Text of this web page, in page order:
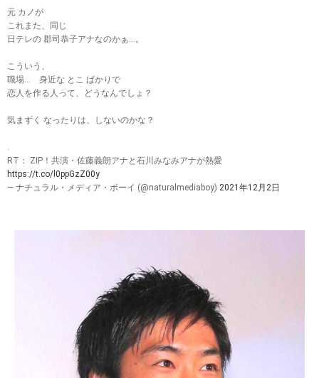
元 カノが
これまた、同じ
日テレの 郡司恭子アナなのかぁ…。
こういう、
職場… 身近な とこ ばかりで
恋人を作る人って、どうなんでしょ？
気まずく なったりは、しないのかな？
.
RT： ZIP！共演・佐藤義朗アナと石川みなみアナが熱愛
https://t.co/l0ppGzZ00y
— ナチュラル・メディア・ボーイ (@naturalmediaboy) 2021年12月2日